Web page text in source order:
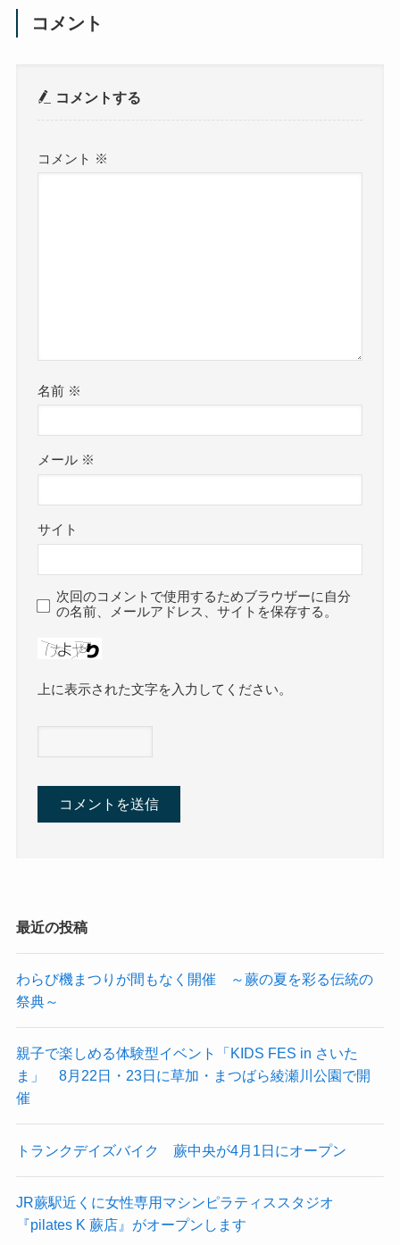
コメント
コメントする
コメント ※
名前 ※
メール ※
サイト
次回のコメントで使用するためブラウザーに自分
の名前、メールアドレス、サイトを保存する。
上に表示された文字を入力してください。
最近の投稿
わらび機まつりが間もなく開催 ～蕨の夏を彩る伝統の
祭典～
親子で楽しめる体験型イベント「KIDS FES in さいた
ま」 8月22日・23日に草加・まつばら綾瀬川公園で開
催
トランクデイズバイク 蕨中央が4月1日にオープン
JR蕨駅近くに女性専用マシンピラティススタジオ
『pilates K 蕨店』がオープンします